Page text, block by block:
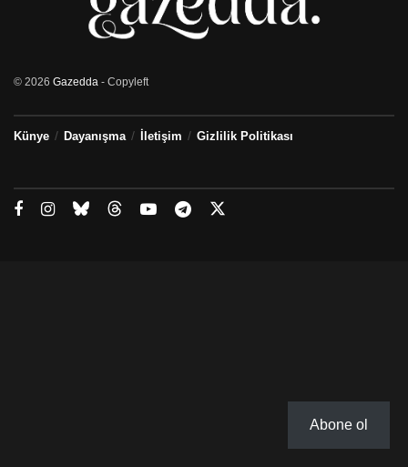
© 2026 Gazedda - Copyleft
Künye Dayanışma İletişim Gizlilik Politikası
Abone ol